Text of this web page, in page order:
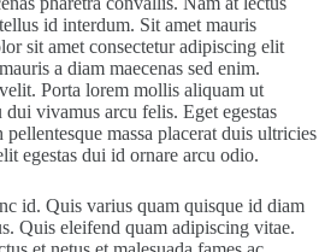
id interdum. Sit amet mauris
sit amet consectetur adipiscing elit
a diam maecenas sed enim.
Porta lorem mollis aliquam ut
vivamus arcu felis. Eget egestas
massa placerat duis ultricies
egestas dui id ornare arcu odio.
id. Quis varius quam quisque id diam
Quis eleifend quam adipiscing vitae.